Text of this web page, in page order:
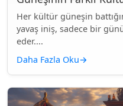
Her kültür güneşin
yavaş iniş, sadece bir
eder....
Daha Fazla Oku→